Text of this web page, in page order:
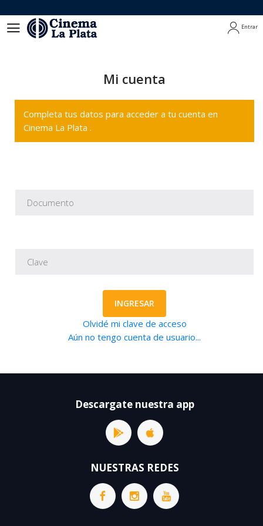
Entrar
Mi cuenta
Completa tus datos para acceder a tu cuenta en
Cinema La Plata .
INGRESAR
Olvidé mi clave de acceso
Aún no tengo cuenta de usuario...
Descargate nuestra app
NUESTRAS REDES